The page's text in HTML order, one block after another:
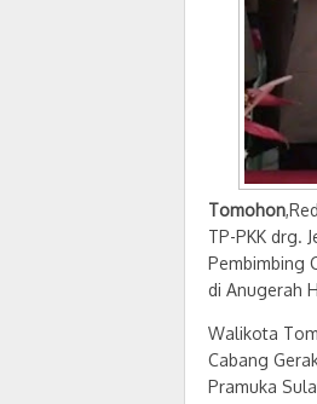
Tomohon
TP-PKK drg.
Pembimbing
di Anugerah
Walikota
Cabang
Pramuka